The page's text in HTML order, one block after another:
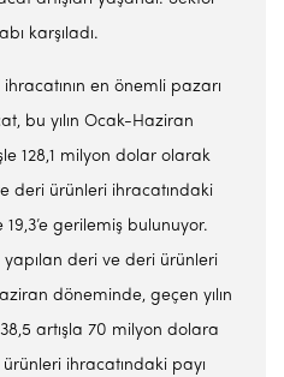
karşıladı.
en önemli pazarı
bu yılın Ocak-Haziran
128,1 milyon dolar olarak
deri ürünleri ihracatındaki
gerilemiş bulunuyor.
deri ve deri ürünleri
döneminde, geçen yılın
artışla 70 milyon dolara
ürünleri ihracatındaki payı